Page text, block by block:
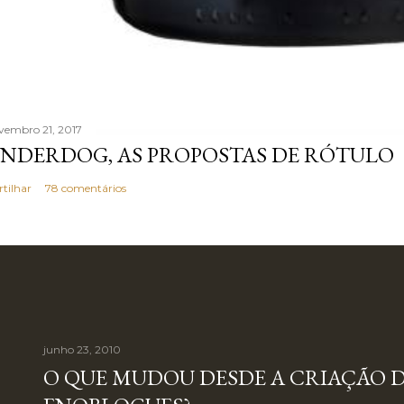
21, 2017
AS PROPOSTAS DE RÓTULO
78 comentários
junho 23, 2010
O QUE MUDOU DESDE A CRIAÇÃO